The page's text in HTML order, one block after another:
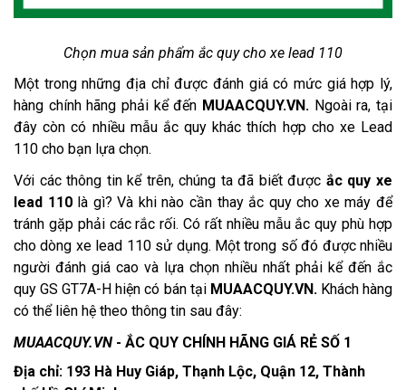
Chọn mua sản phẩm ắc quy cho xe lead 110
Một trong những địa chỉ được đánh giá có mức giá hợp lý,
hàng chính hãng phải kể đến MUAACQUY.VN. Ngoài ra, tại
đây còn có nhiều mẫu ắc quy khác thích hợp cho xe Lead
110 cho bạn lựa chọn.
Với các thông tin kể trên, chúng ta đã biết được ắc quy xe
lead 110 là gì? Và khi nào cần thay ắc quy cho xe máy để
tránh gặp phải các rắc rối. Có rất nhiều mẫu ắc quy phù hợp
cho dòng xe lead 110 sử dụng. Một trong số đó được nhiều
người đánh giá cao và lựa chọn nhiều nhất phải kể đến ắc
quy GS GT7A-H hiện có bán tại MUAACQUY.VN. Khách hàng
có thể liên hệ theo thông tin sau đây:
MUAACQUY.VN - ẮC QUY CHÍNH HÃNG GIÁ RẺ SỐ 1
Địa chỉ: 193 Hà Huy Giáp, Thạnh Lộc, Quận 12, Thành